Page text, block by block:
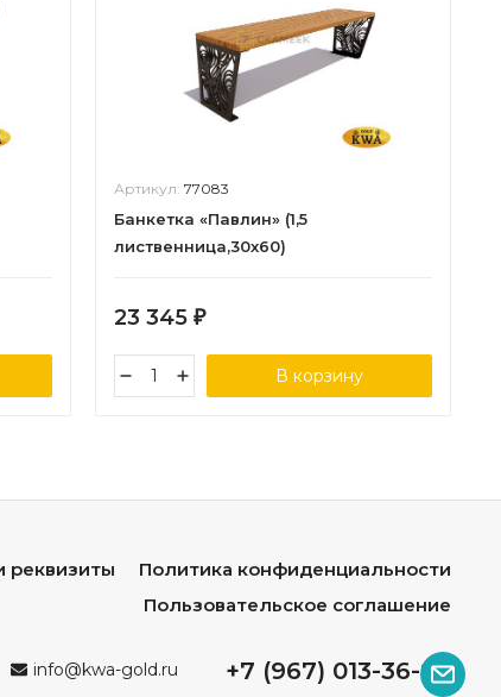
Артикул: 77083
Банкетка «Павлин» (1,5
лиственница,30х60)
23 345 ₽
В корзину
реквизиты
Политика конфиденциальности
Пользовательское соглашение
info@kwa-gold.ru +7 (967) 013-36-96